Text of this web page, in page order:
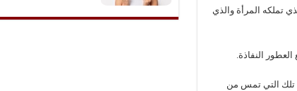
تملكه المرأة والذي
النفاذة.
تلك التي تمس من